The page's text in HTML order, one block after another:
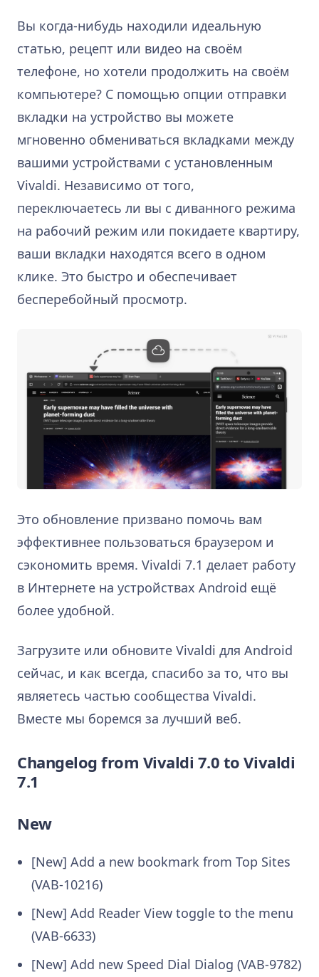
Вы когда-нибудь находили идеальную
статью, рецепт или видео на своём
телефоне, но хотели продолжить на своём
компьютере? С помощью опции отправки
вкладки на устройство вы можете
мгновенно обмениваться вкладками между
вашими устройствами с установленным
Vivaldi. Независимо от того,
переключаетесь ли вы с диванного режима
на рабочий режим или покидаете квартиру,
ваши вкладки находятся всего в одном
клике. Это быстро и обеспечивает
бесперебойный просмотр.
Это обновление призвано помочь вам
эффективнее пользоваться браузером и
сэкономить время. Vivaldi 7.1 делает работу
в Интернете на устройствах Android ещё
более удобной.
Загрузите или обновите Vivaldi для Android
сейчас, и как всегда, спасибо за то, что вы
являетесь частью сообщества Vivaldi.
Вместе мы боремся за лучший веб.
Changelog from Vivaldi 7.0 to Vivaldi
7.1
New
[New] Add a new bookmark from Top Sites
(VAB-10216)
[New] Add Reader View toggle to the menu
(VAB-6633)
[New] Add new Speed Dial Dialog (VAB-9782)